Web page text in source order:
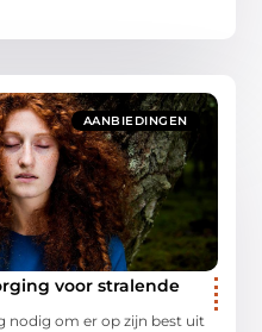
AANBIEDINGEN
voor stralende
nodig om er op zijn best uit